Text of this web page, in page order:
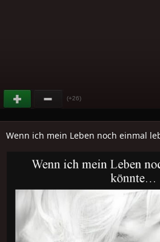
(+26)
Wenn ich mein Leben noch einmal